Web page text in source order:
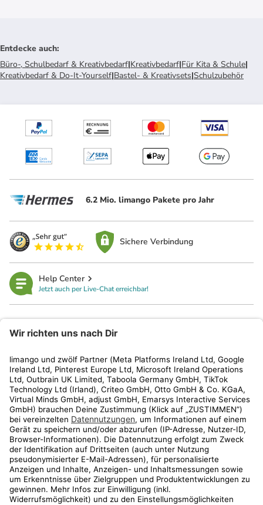
Entdecke auch:
Büro-, Schulbedarf & Kreativbedarf|Kreativbedarf|Für Kita & Schule|
Kreativbedarf & Do-It-Yourself|Bastel- & Kreativsets|Schulzubehör
6.2 Mio. limango Pakete pro Jahr
Sichere Verbindung
Help Center
Jetzt auch per Live-Chat erreichbar!
Kundenservice
Shop
Aktionen
Travel